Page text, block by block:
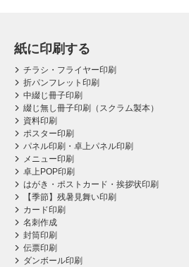
紙に印刷する
チラシ・フライヤー印刷
折パンフレット印刷
中綴じ冊子印刷
綴じ無し冊子印刷（スクラム製本）
資料印刷
ポスター印刷
パネル印刷・卓上パネル印刷
メニュー印刷
卓上POP印刷
はがき・ポストカード・挨拶状印刷
【季節】残暑見舞い印刷
カード印刷
名刺作成
封筒印刷
伝票印刷
ダンボール印刷